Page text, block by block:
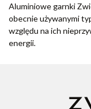
Aluminiowe garnki
obecnie używanymi
względu na ich
energii.